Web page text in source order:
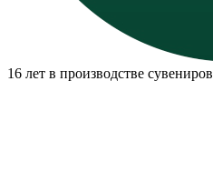
16 лет в производстве сувениров